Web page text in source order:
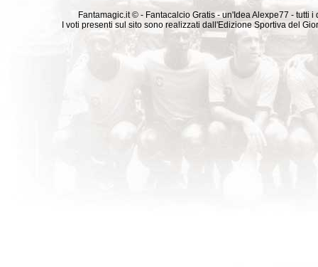
Fantamagic.it © - Fantacalcio Gratis - un'Idea Alexpe77 -
I voti presenti sul sito sono realizzati dall'Edizione Sportiva del